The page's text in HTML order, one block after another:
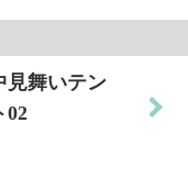
見舞いテン
02